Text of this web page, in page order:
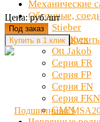
Механические
Обгонные,
Stieber
Clampex
Ott Jakob
Серия FR
Серия FP
Серия FN
Серия FKN
GMN
Цена: руб./шт
Под заказ